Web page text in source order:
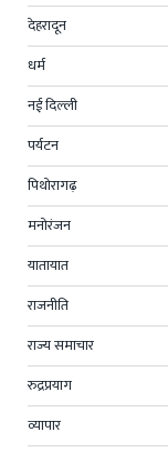
देहरादून
धर्म
नई दिल्ली
पर्यटन
पिथोरागढ़
मनोरंजन
यातायात
राजनीति
राज्य समाचार
रुद्रप्रयाग
व्यापार